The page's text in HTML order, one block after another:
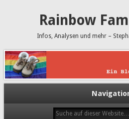
Rainbow
Infos, Analysen und mehr –